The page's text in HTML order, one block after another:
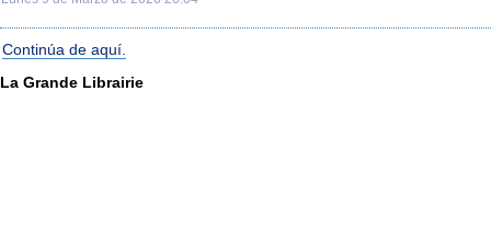
Continúa de aquí.
La Grande Librairie